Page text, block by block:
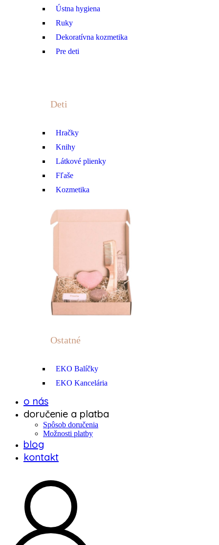
Ústna hygiena
Ruky
Dekoratívna kozmetika
Pre deti
Deti
Hračky
Knihy
Látkové plienky
Fľaše
Kozmetika
Ostatné
EKO Balíčky
EKO Kancelária
o nás
doručenie a platba
Spôsob doručenia
Možnosti platby
blog
kontakt